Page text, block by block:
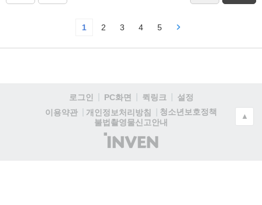
1 2 3 4 5
로그인 PC화면 퀵링크
설정
이용약관
개인정보처리방침
청소년보호정책
불법촬영물신고안내
(주)
인
▲